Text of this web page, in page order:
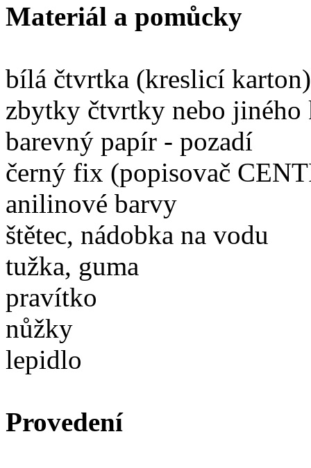
Materiál a pomůcky
bílá čtvrtka (kreslicí
zbytky čtvrtky nebo jiného
barevný papír - pozadí
černý fix (popisovač
anilinové barvy
štětec, nádobka na vodu
tužka, guma
pravítko
nůžky
lepidlo
Provedení